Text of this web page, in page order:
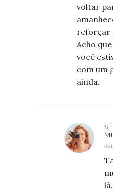
voltar
reforçar
Acho
você
com um
ainda.